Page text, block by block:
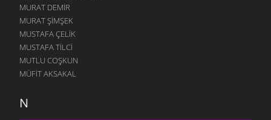
MURAT DEMIR
MURAT ŞIMŞEK
MUSTAFA ÇELIK
MUSTAFA TILCI
MUTLU COŞKUN
MÜFIT AKSAKAL
N